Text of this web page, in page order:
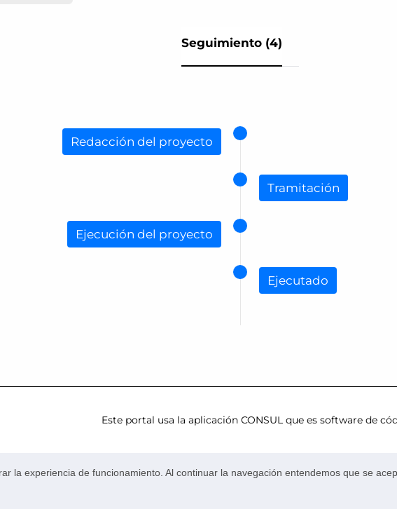
la experiencia de funcionamiento. Al continuar la navegación entendemos que se
Seguimiento (4)
Redacción del proyecto
Tramitación
Ejecución del proyecto
Ejecutado
Este portal usa laaplicación CONSULque essoftware de
de uso Accesibilidad Contacta en